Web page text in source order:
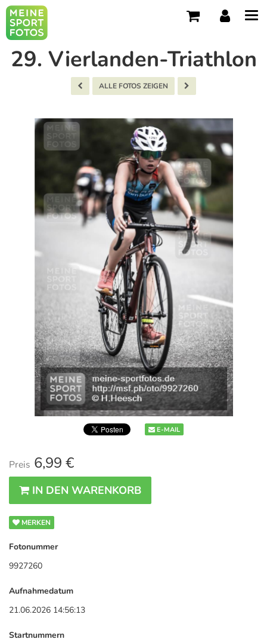
29. Vierlanden-Triathlon
ALLE FOTOS ZEIGEN
E-MAIL
Preis 6,99 €
IN DEN WARENKORB
MERKEN
Fotonummer
9927260
Aufnahmedatum
21.06.2026 14:56:13
Startnummern